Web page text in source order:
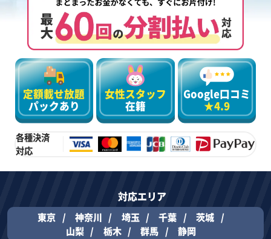
定額載せ放題
パックあり
女性スタッフ
在籍
Google口コミ
★4.9
各種決済
対応
対応エリア
東京 神奈川 埼玉 千葉
茨城
山梨
栃木 群馬 静岡